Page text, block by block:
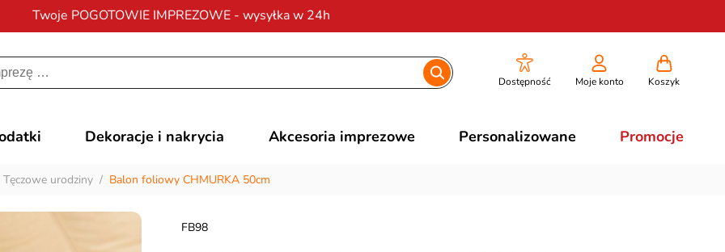
Twoje POGOTOWIE IMPREZOWE - wysyłka w 24h
Darmowa dostawana zamówienia od 200 zł
Dostępność Moje konto Koszyk
Dekoracje i nakrycia Akcesoria imprezowe Personalizowane Promocje
Tęczowe urodziny / Balon foliowy CHMURKA 50cm
FB98